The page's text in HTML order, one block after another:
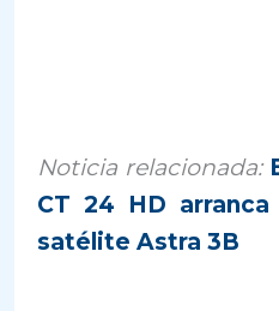
Noticia relacionada:
CT 24 HD
satélite Astra 3B